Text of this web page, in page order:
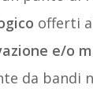
offerti
e/o
da bandi